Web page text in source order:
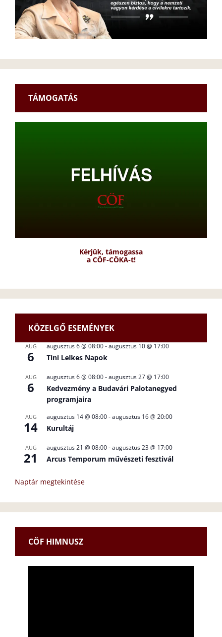
TÁMOGATÁS
Kérjük, támogassa
a CÖF-CÖKA-t!
KÖZELGŐ ESEMÉNYEK
AUG
6
augusztus 6 @ 08:00-augusztus 10 @ 17:00
Tini Lelkes Napok
AUG
6
augusztus 6 @ 08:00-augusztus 27 @ 17:00
Kedvezmény a Budavári Palotanegyed
programjaira
AUG
14
augusztus 14 @ 08:00-augusztus 16 @ 20:00
Kurultáj
AUG
21
augusztus 21 @ 08:00-augusztus 23 @ 17:00
Arcus Temporum művészeti fesztivál
Naptár megtekintése
CÖF HIMNUSZ